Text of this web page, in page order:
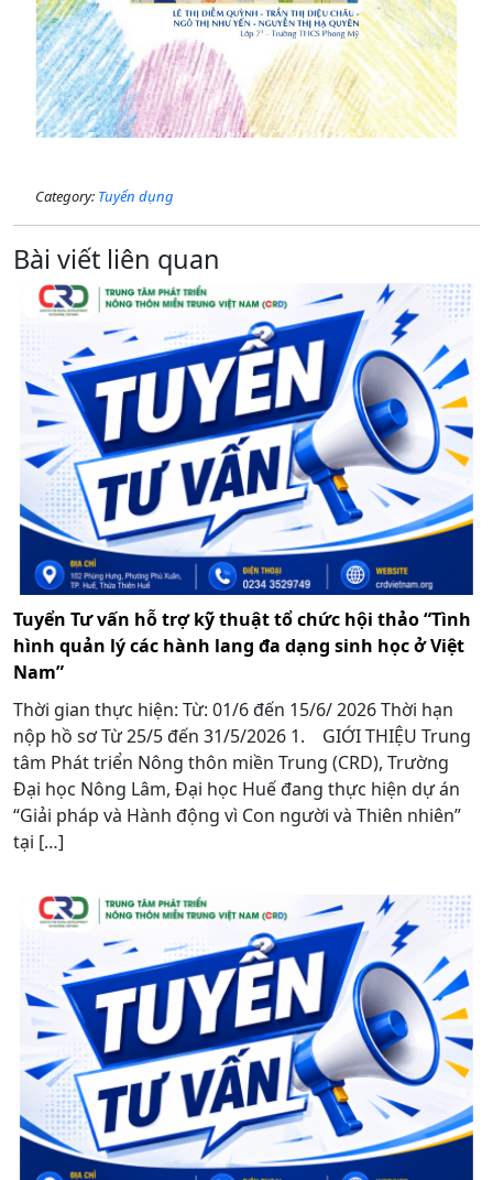
Category: Tuyển dụng
Bài viết liên quan
Tuyển Tư vấn hỗ trợ kỹ thuật tổ chức hội thảo “Tình
hình quản lý các hành lang đa dạng sinh học ở Việt
Nam”
Thời gian thực hiện: Từ: 01/6 đến 15/6/ 2026 Thời hạn
nộp hồ sơ Từ 25/5 đến 31/5/2026 1. GIỚI THIỆU Trung
tâm Phát triển Nông thôn miền Trung (CRD), Trường
Đại học Nông Lâm, Đại học Huế đang thực hiện dự án
“Giải pháp và Hành động vì Con người và Thiên nhiên”
tại […]